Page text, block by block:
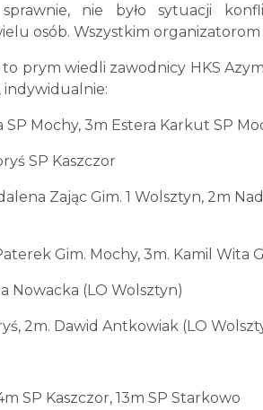
nie było sytuacji
osób. Wszystkim
prym wiedli zawodnicy HKS
indywidualnie:
SP Mochy, 3m Estera Karkut SP
SP Kaszczor
Zając Gim. 1 Wolsztyn, 2m
Gim. Mochy, 3m. Kamil Wita
Nowacka (LO Wolsztyn)
2m. Dawid Antkowiak (LO
SP Kaszczor, 13m SP Starkowo